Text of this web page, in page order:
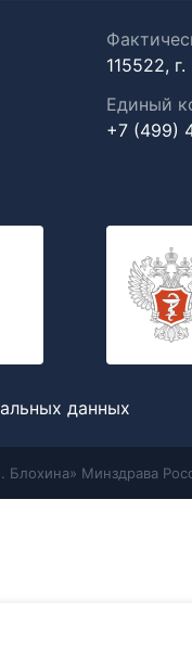
115522,
Единый
+7 (499)
данных
Минздрава